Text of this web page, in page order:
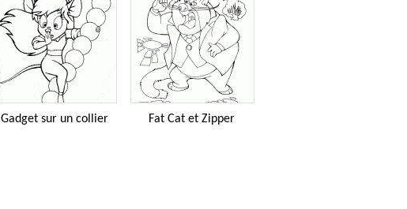
Gadget sur un collier Fat Cat et Zipper